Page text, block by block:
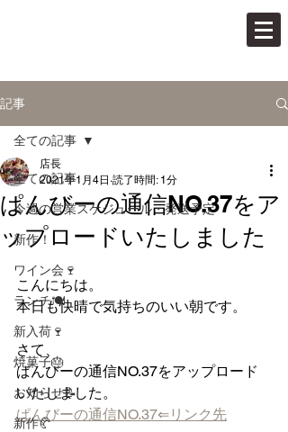
記事
全ての記事
今週の営業スケジュール・発送予定
新作！
ワイン会🍷
ランチ🍽
新入荷🍷
焼菓子🎂
お知らせ📝
新作🥐
全ての記事
ぱんびーの通信NO.37をア
ップロードいたしました
店長
2021年1月4日 読了時間: 1分
こんにちは。
本日も快晴で気持ちのいい朝です。
さて、
ぱんびーの通信NO.37をアップロード
いたしました。
ぱんびーの通信NO.37⇐リンク先